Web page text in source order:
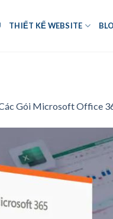
THIẾT KẾ WEBSITE
Gói Microsoft Office